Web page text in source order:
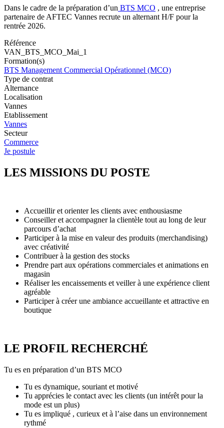
Dans le cadre de la préparation d’un BTS MCO , une entreprise
partenaire de AFTEC Vannes recrute un alternant H/F pour la
rentrée 2026.
Référence
VAN_BTS_MCO_Mai_1
Formation(s)
BTS Management Commercial Opérationnel (MCO)
Type de contrat
Alternance
Localisation
Vannes
Etablissement
Vannes
Secteur
Commerce
Je postule
LES MISSIONS DU POSTE
Accueillir et orienter les clients avec enthousiasme
Conseiller et accompagner la clientèle tout au long de leur
parcours d’achat
Participer à la mise en valeur des produits (merchandising)
avec créativité
Contribuer à la gestion des stocks
Prendre part aux opérations commerciales et animations en
magasin
Réaliser les encaissements et veiller à une expérience client
agréable
Participer à créer une ambiance accueillante et attractive en
boutique
LE PROFIL RECHERCHÉ
Tu es en préparation d’un BTS MCO
Tu es dynamique, souriant et motivé
Tu apprécies le contact avec les clients (un intérêt pour la
mode est un plus)
Tu es impliqué , curieux et à l’aise dans un environnement
rythmé